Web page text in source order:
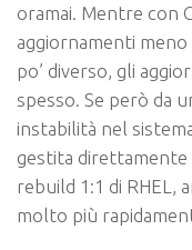
oramai. Mentre con
aggiornamenti
po’ diverso, gli
spesso. Se però da
instabilità nel
gestita direttamente
rebuild 1:1 di RHEL,
molto più